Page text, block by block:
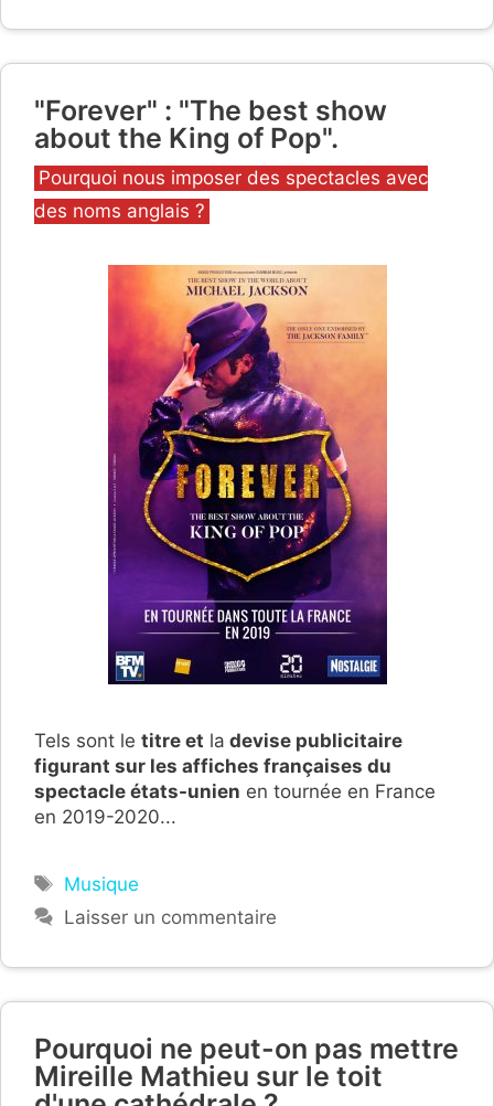
"Forever" : "The best show
about the King of Pop".
Catégories
Pourquoi nous imposer des spectacles avec
des noms anglais ?
Tels sont le titre et la devise publicitaire
figurant sur les affiches françaises du
spectacle états-unien en tournée en France
en 2019-2020...
Étiquettes
Musique
Laisser un commentaire
Pourquoi ne peut-on pas mettre
Mireille Mathieu sur le toit